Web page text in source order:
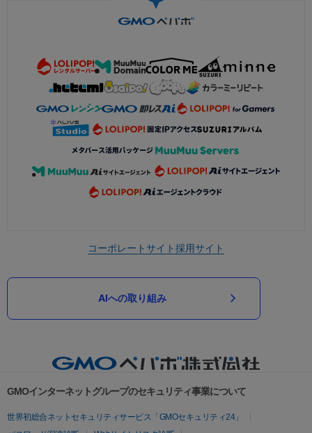
コーポレートサイト採用サイト
AIへの取り組み
GMOインターネットグループのセキュリティ事業について
世界初総合ネットセキュリティサービス「GMOセキュリティ24」